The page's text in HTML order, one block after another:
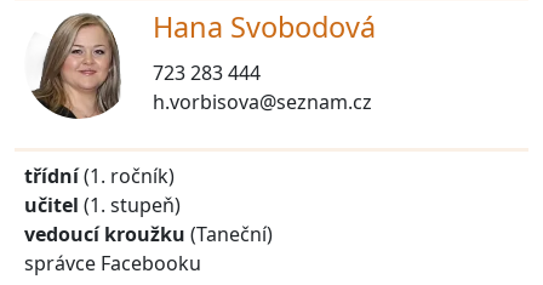
Hana Svobodová
723 283 444
h.vorbisova@seznam.cz
třídní(1. ročník)
učitel (1. stupeň)
vedoucí kroužku (Taneční)
správce Facebooku